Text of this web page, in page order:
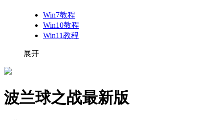
Win7教程
Win10教程
Win11教程
展开
波兰球之战最新版